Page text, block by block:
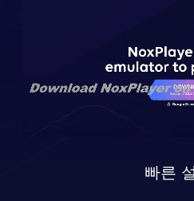
빠른